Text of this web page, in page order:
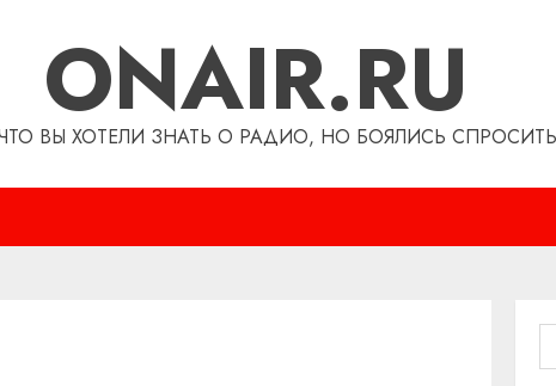
ONAIR.RU
ВЫ ХОТЕЛИ ЗНАТЬ О РАДИО, НО БОЯЛИСЬ